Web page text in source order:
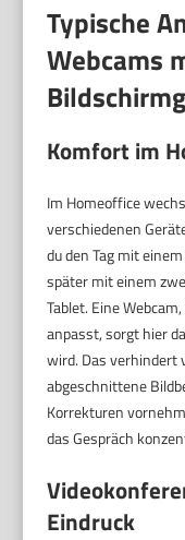
Typische
Webcams
Komfort im
Im Homeoffice
verschiedenen
du den Tag mit
später mit einem
Tablet. Eine
anpasst, sorgt hier
wird. Das verhindert
abgeschnittene
Korrekturen
das Gespräch
Eindruck